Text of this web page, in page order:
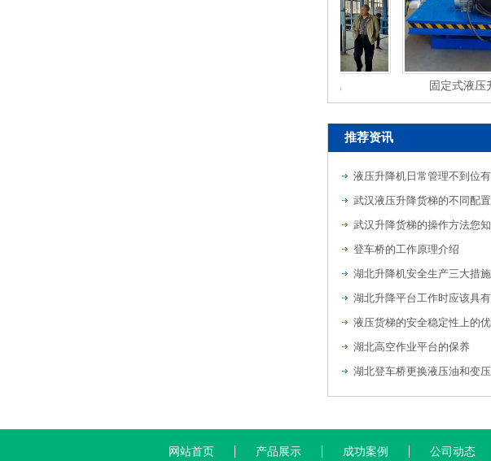
固定式液压升
推荐资讯
液压升降机日常管理不到位
武汉液压升降货梯的不同配
武汉升降货梯的操作方法您
登车桥的工作原理介绍
湖北升降机安全生产三大措施
湖北升降平台工作时应该具
液压货梯的安全稳定性上的
湖北高空作业平台的保养
网站首页 产品展示 成功案例 公司动态